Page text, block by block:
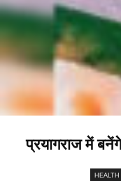
प्रयागराज में